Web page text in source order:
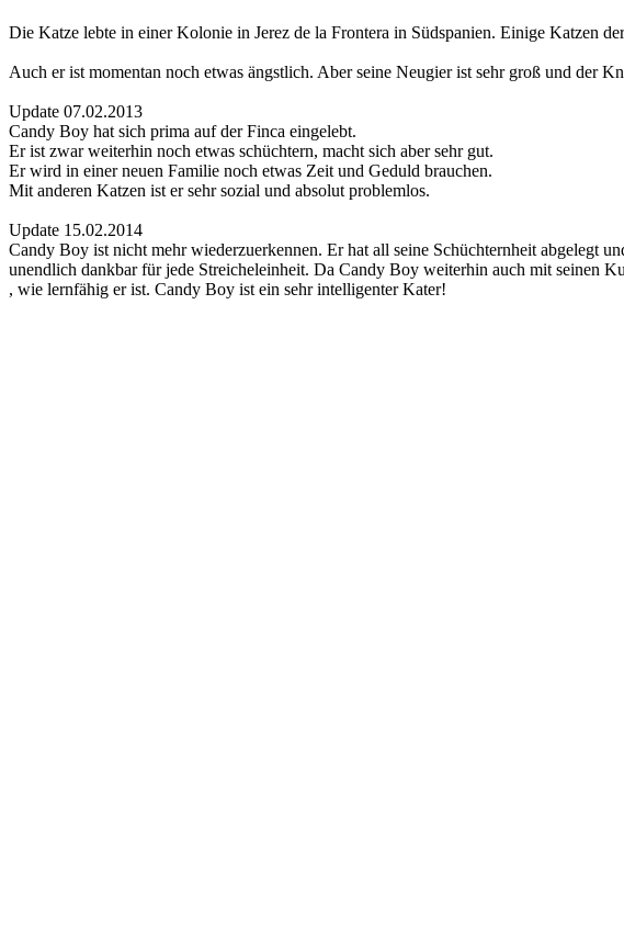
Die Katze lebte in einer Kolonie in Jerez de la Frontera in Südspanien. Einige Katzen
Auch er ist momentan noch etwas ängstlich. Aber seine Neugier ist sehr groß und der
Update 07.02.2013
Candy Boy hat sich prima auf der Finca eingelebt.
Er ist zwar weiterhin noch etwas schüchtern, macht sich aber sehr gut.
Er wird in einer neuen Familie noch etwas Zeit und Geduld brauchen.
Mit anderen Katzen ist er sehr sozial und absolut problemlos.
Update 15.02.2014
Candy Boy ist nicht mehr wiederzuerkennen. Er hat all seine Schüchternheit abgelegt
unendlich dankbar für jede Streicheleinheit. Da Candy Boy weiterhin auch mit seinen
, wie lernfähig er ist. Candy Boy ist ein sehr intelligenter Kater!